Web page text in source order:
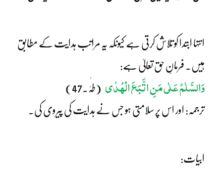
انتہا ابتدا کو تلاش کرتی ہے کیونکہ یہ مراتب ہدایت کے مطابق
ہیں۔ فرمانِ حق تعالیٰ ہے:
وَالسَّلٰمُ عَلٰی مَنِ اتَّبَعَ الْھُدٰی (طٰہٰ۔47)
ترجمہ: اور اس پر سلامتی ہو جس نے ہدایت کی پیروی کی۔
ابیات: